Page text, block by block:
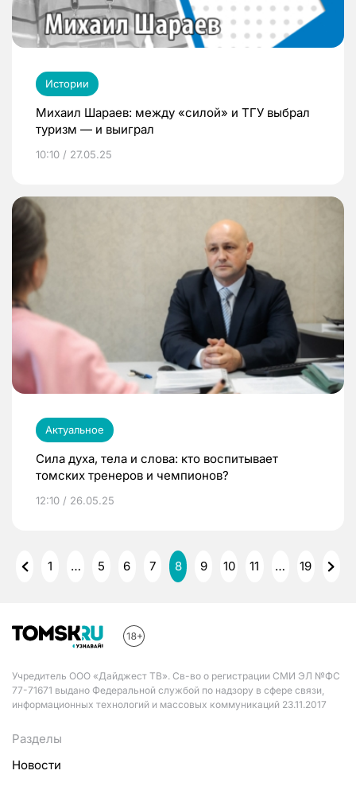
Истории
Михаил Шараев: между «силой» и ТГУ выбрал
туризм — и выиграл
10:10 / 27.05.25
Актуальное
Сила духа, тела и слова: кто воспитывает
томских тренеров и чемпионов?
12:10 / 26.05.25
1 … 5 6 7 8 9 10 11 … 19
Учредитель ООО «Дайджест ТВ». Св-во о регистрации СМИ ЭЛ №ФС
77-71671 выдано Федеральной службой по надзору в сфере связи,
информационных технологий и массовых коммуникаций 23.11.2017
Разделы
Новости